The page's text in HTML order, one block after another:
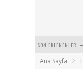
SON EKLENENLER
Ana Sayfa